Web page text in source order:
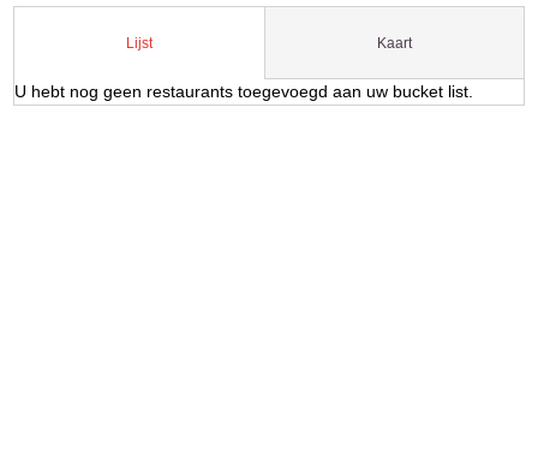
Lijst Kaart
U hebt nog geen restaurants toegevoegd aan uw bucket list.